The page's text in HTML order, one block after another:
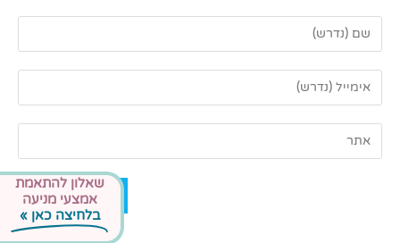
שאלון להתאמת
אמצעי מניעה
בלחיצה כאן »